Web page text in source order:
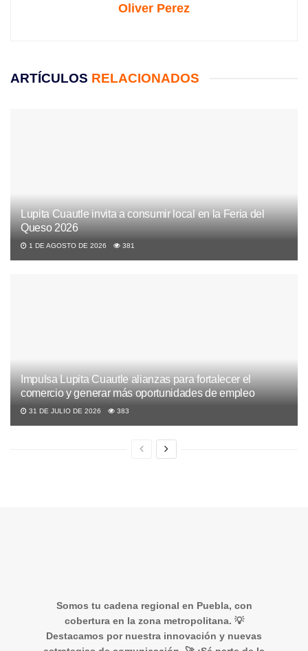
Oliver Perez
ARTÍCULOS RELACIONADOS
Lupita Cuautle invita a consumir local en la Feria del
Queso 2026
1 DE AGOSTO DE 2026 381
Impulsa Lupita Cuautle alianzas para fortalecer el
comercio y generar más oportunidades de empleo
31 DE JULIO DE 2026 383
Somos tu cadena regional en Puebla, con
cobertura en la zona metropolitana. 💡
Destacamos por nuestra innovación y nuevas